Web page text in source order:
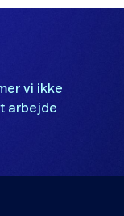
vi ikke
arbejde